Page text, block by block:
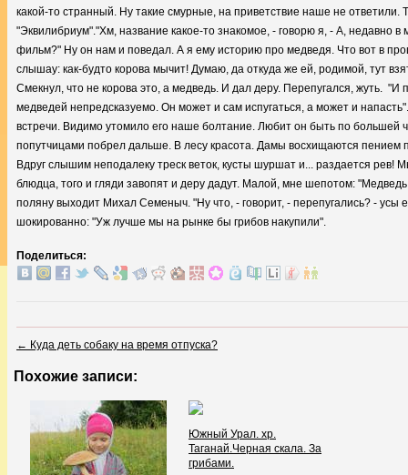
какой-то странный. Ну такие смурные, на приветствие наше не
"Эквилибриум"."Хм, название какое-то знакомое, - говорю я, - А, недавно в
фильм?" Ну он нам и поведал. А я ему историю про медведя. Что вот в
слышау: как-будто корова мычит! Думаю, да откуда же ей, родимой, тут
Смекнул, что не корова это, а медведь. И дал деру. Перепугался, жуть.
медведей непредсказуемо. Он может и сам испугаться, а может и
встречи. Видимо утомило его наше болтание. Любит он быть по большей
попутчицами побрел дальше. В лесу красота. Дамы восхищаются пением
Вдруг слышим неподалеку треск веток, кусты шуршат и... раздается рев!
блюдца, того и гляди завопят и деру дадут. Малой, мне шепотом:
поляну выходит Михал Семеныч. "Ну что, - говорит, - перепугались? -
шокированно: "Уж лучше мы на рынке бы грибов накупили".
Поделиться:
← Куда деть собаку на время отпуска?
Похожие записи:
Южный Урал. хр.
Таганай.Черная скала. За
грибами.